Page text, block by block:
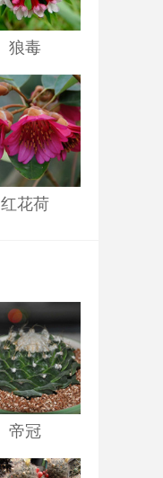
狼毒
红花荷
帝冠